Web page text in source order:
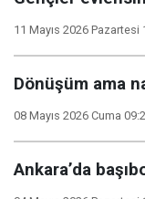
11 Mayıs 2026 Pazartesi
Dönüşüm ama
08 Mayıs 2026 Cuma
Ankara’da